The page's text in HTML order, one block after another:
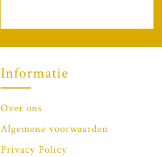
Informatie
Over ons
Algemene voorwaarden
Privacy Policy